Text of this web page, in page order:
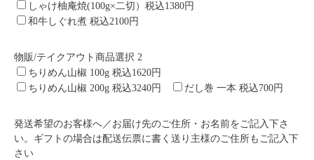
しゃけ柚庵焼(100g×二切）税込1380円
和牛しぐれ煮 税込2100円
物販/テイクアウト商品選択 2
ちりめん山椒 100g 税込1620円
ちりめん山椒 200g 税込3240円
だし巻 一本 税込700円
発送希望のお客様へ／お届け先のご住所・お名前をご記入下さ
い。ギフトの場合は配送伝票に書く送り主様のご住所もご記入下
さい